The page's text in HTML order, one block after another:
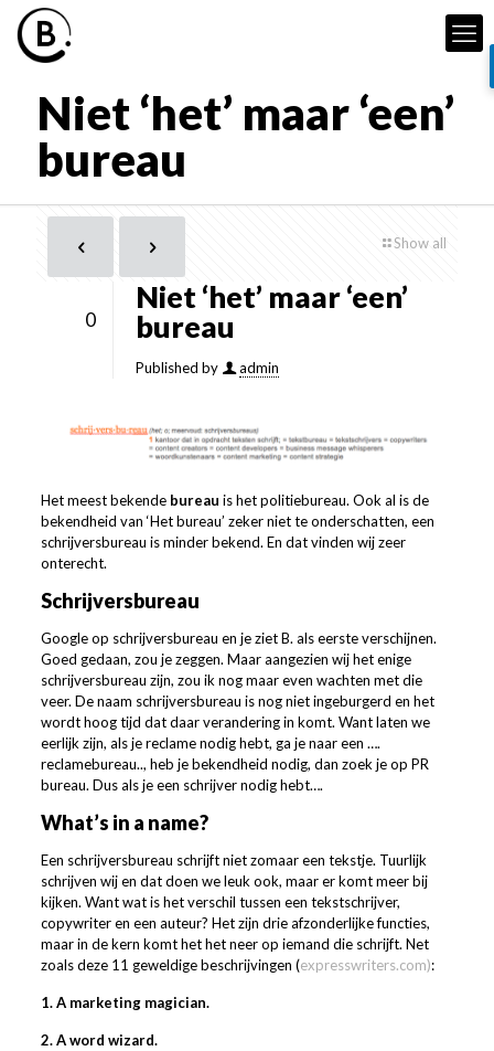
Niet ‘het’ maar ‘een’
bureau
Show all
0
Niet ‘het’ maar ‘een’
bureau
Published by admin
Het meest bekende bureau is het politiebureau. Ook al is de
bekendheid van ‘Het bureau’ zeker niet te onderschatten, een
schrijversbureau is minder bekend. En dat vinden wij zeer
onterecht.
Schrijversbureau
Google op schrijversbureau en je ziet B. als eerste verschijnen.
Goed gedaan, zou je zeggen. Maar aangezien wij het enige
schrijversbureau zijn, zou ik nog maar even wachten met die
veer. De naam schrijversbureau is nog niet ingeburgerd en het
wordt hoog tijd dat daar verandering in komt. Want laten we
eerlijk zijn, als je reclame nodig hebt, ga je naar een ….
reclamebureau.., heb je bekendheid nodig, dan zoek je op PR
bureau. Dus als je een schrijver nodig hebt….
What’s in a name?
Een schrijversbureau schrijft niet zomaar een tekstje. Tuurlijk
schrijven wij en dat doen we leuk ook, maar er komt meer bij
kijken. Want wat is het verschil tussen een tekstschrijver,
copywriter en een auteur? Het zijn drie afzonderlijke functies,
maar in de kern komt het het neer op iemand die schrijft. Net
zoals deze 11 geweldige beschrijvingen (expresswriters.com):
1. A marketing magician.
2. A word wizard.